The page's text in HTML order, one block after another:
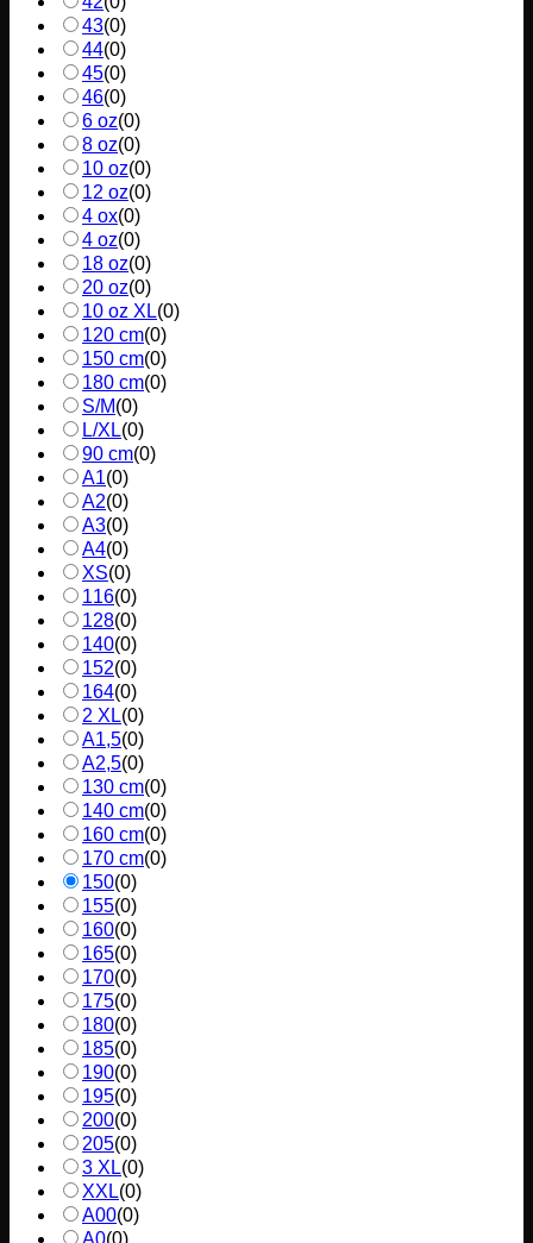
43(0)
44(0)
45(0)
46(0)
6 oz(0)
8 oz(0)
10 oz(0)
12 oz(0)
4 ox(0)
4 oz(0)
18 oz(0)
20 oz(0)
10 oz XL(0)
120 cm(0)
150 cm(0)
180 cm(0)
S/M(0)
L/XL(0)
90 cm(0)
A1(0)
A2(0)
A3(0)
A4(0)
XS(0)
116(0)
128(0)
140(0)
152(0)
164(0)
2 XL(0)
A1,5(0)
A2,5(0)
130 cm(0)
140 cm(0)
160 cm(0)
170 cm(0)
150(0)
155(0)
160(0)
165(0)
170(0)
175(0)
180(0)
185(0)
190(0)
195(0)
200(0)
205(0)
3 XL(0)
XXL(0)
A00(0)
A0(0)